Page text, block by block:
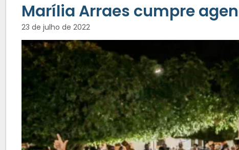
Marília Arraes cumpre
23 de julho de 2022